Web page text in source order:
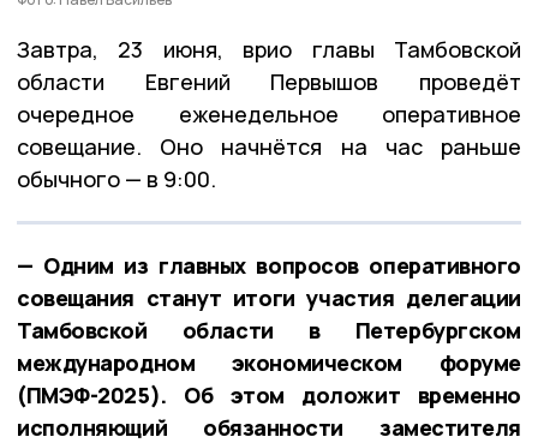
Завтра, 23 июня, врио главы Тамбовской
области Евгений Первышов проведёт
очередное еженедельное оперативное
совещание. Оно начнётся на час раньше
обычного — в 9:00.
— Одним из главных вопросов оперативного
совещания станут итоги участия делегации
Тамбовской области в Петербургском
международном экономическом форуме
(ПМЭФ-2025). Об этом доложит временно
исполняющий обязанности заместителя